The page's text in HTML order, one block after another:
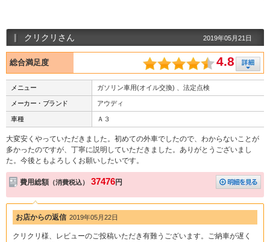
クリクリさん 2019年05月21日
総合満足度 4.8
メニュー ガソリン車用(オイル交換) 、法定点検
メーカー・ブランド アウディ
車種 Ａ３
大変安くやっていただきました。初めての外車でしたので、わからないことが
多かったのですが、丁寧に説明していただきました。ありがとうございまし
た。今後ともよろしくお願いしたいです。
費用総額 （消費税込） 37476円
お店からの返信 2019年05月22日
クリクリ様、レビューのご投稿いただき有難うございます。ご納車が遅く